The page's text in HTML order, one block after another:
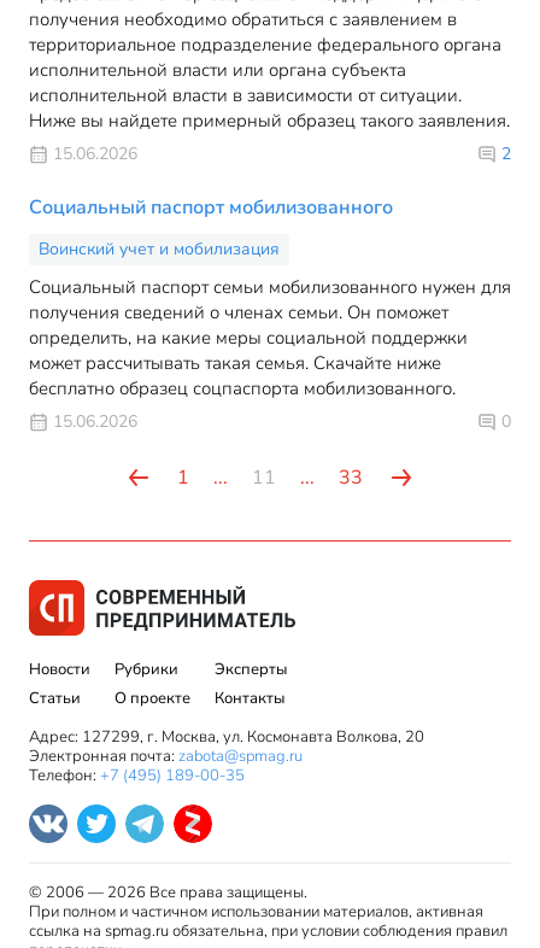
получения необходимо обратиться с заявлением в
территориальное подразделение федерального органа
исполнительной власти или органа субъекта
исполнительной власти в зависимости от ситуации.
Ниже вы найдете примерный образец такого заявления.
15.06.2026 2
Социальный паспорт мобилизованного
Воинский учет и мобилизация
Социальный паспорт семьи мобилизованного нужен для
получения сведений о членах семьи. Он поможет
определить, на какие меры социальной поддержки
может рассчитывать такая семья. Скачайте ниже
бесплатно образец соцпаспорта мобилизованного.
15.06.2026 0
1 ... 11 ... 33
Новости
Статьи
Рубрики
О проекте
Эксперты
Контакты
Адрес: 127299, г. Москва, ул. Космонавта Волкова, 20
Электронная почта: zabota@spmag.ru
Телефон: +7 (495) 189-00-35
© 2006 — 2026 Все права защищены.
При полном и частичном использовании материалов, активная
ссылка на spmag.ru обязательна, при условии соблюдения правил